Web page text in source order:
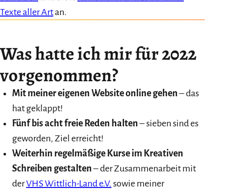
Texte aller Artan.
Was hatte ich mir für 2022
vorgenommen?
Mit meiner eigenen Website online gehen– das
hat geklappt!
Fünf bis acht freie Reden halten– sieben sind es
geworden, Ziel erreicht!
Weiterhin regelmäßige Kurse im Kreativen
Schreiben gestalten– der Zusammenarbeit mit
derVHS Wittlich-Land e.V. sowie meiner